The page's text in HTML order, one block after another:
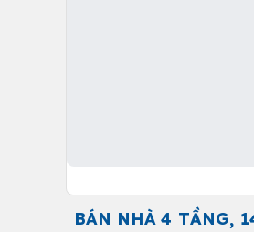
BÁN NHÀ 4 TẦNG,